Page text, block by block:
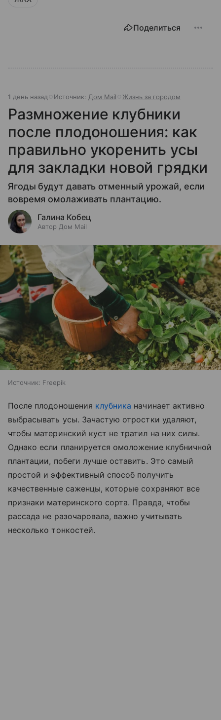
Поделиться
1 день назад Источник: Дом Mail Жизнь за городом
Размножение клубники
после плодоношения: как
правильно укоренить усы
для закладки новой грядки
Ягоды будут давать отменный урожай, если
вовремя омолаживать плантацию.
Галина Кобец
Автор Дом Mail
Источник: Freepik
После плодоношения клубника начинает активно
выбрасывать усы. Зачастую отростки удаляют,
чтобы материнский куст не тратил на них силы.
Однако если планируется омоложение клубничной
плантации, побеги лучше оставить. Это самый
простой и эффективный способ получить
качественные саженцы, которые сохраняют все
признаки материнского сорта. Правда, чтобы
рассада не разочаровала, важно учитывать
несколько тонкостей.